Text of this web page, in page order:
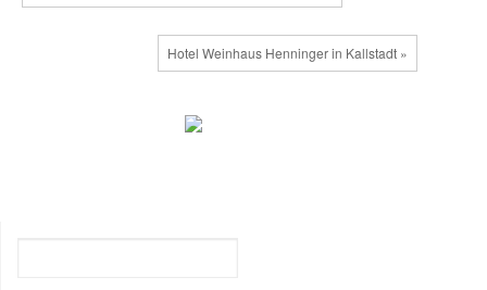
Hotel Weinhaus Henninger in Kallstadt »